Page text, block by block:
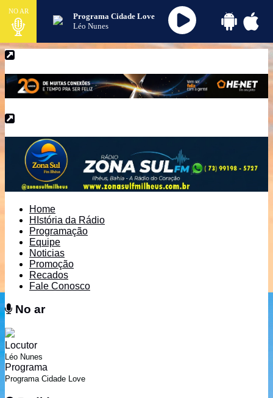
NO AR
Programa Cidade Love
Léo Nunes
Home
HIstória da Rádio
Programação
Equipe
Noticias
Promoção
Recados
Fale Conosco
No ar
Locutor
Léo Nunes
Programa
Programa Cidade Love